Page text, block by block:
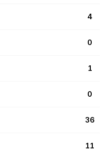
4
0
1
0
36
11